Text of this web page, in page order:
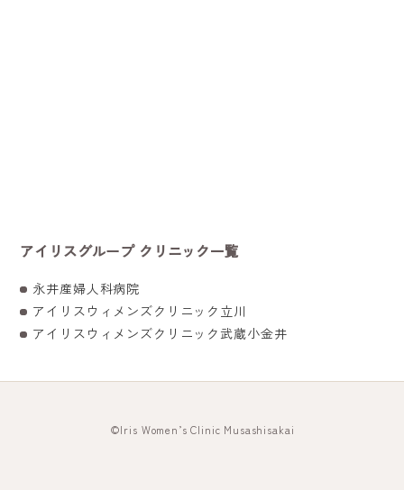
アイリスグループ クリニック一覧
永井産婦人科病院
アイリスウィメンズクリニック立川
アイリスウィメンズクリニック武蔵小金井
©Iris Women’s Clinic Musashisakai